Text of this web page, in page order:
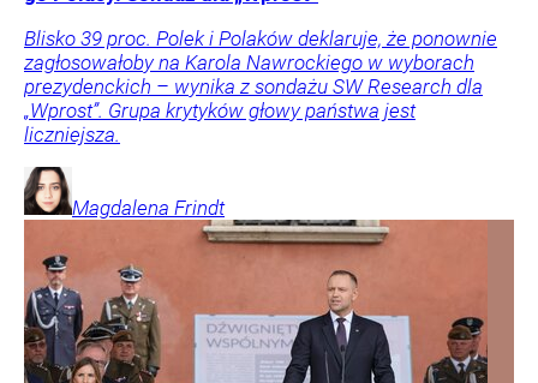
Blisko 39 proc. Polek i Polaków deklaruje, że ponownie
zagłosowałoby na Karola Nawrockiego w wyborach
prezydenckich – wynika z sondażu SW Research dla
„Wprost”. Grupa krytyków głowy państwa jest
liczniejsza.
Magdalena Frindt